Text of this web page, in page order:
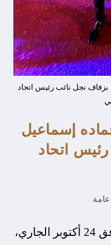
بزفاف نجل نائب رئيس اتحاد
إسماعيل
اتحاد
عامة
احتفل مساء أمس الجمعة الموافق 24 أكتوبر الجاري،